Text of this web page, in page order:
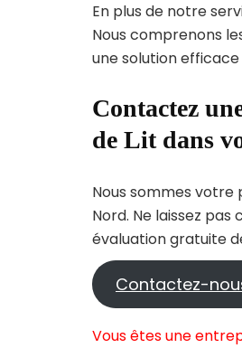
En plus de notre
Nous comprenons
une solution
Contactez
de Lit dans
Nous sommes
Nord. Ne laissez
évaluation gratuite
Contactez-
Vous êtes une